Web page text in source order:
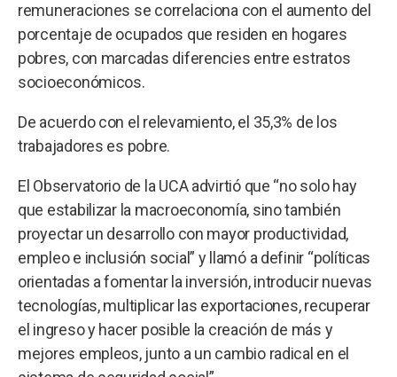
remuneraciones se correlaciona con el aumento del
porcentaje de ocupados que residen en hogares
pobres, con marcadas diferencies entre estratos
socioeconómicos.
De acuerdo con el relevamiento, el 35,3% de los
trabajadores es pobre.
El Observatorio de la UCA advirtió que “no solo hay
que estabilizar la macroeconomía, sino también
proyectar un desarrollo con mayor productividad,
empleo e inclusión social” y llamó a definir “políticas
orientadas a fomentar la inversión, introducir nuevas
tecnologías, multiplicar las exportaciones, recuperar
el ingreso y hacer posible la creación de más y
mejores empleos, junto a un cambio radical en el